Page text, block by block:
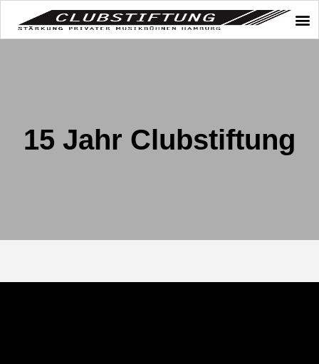
15 Jahr Clubstiftung